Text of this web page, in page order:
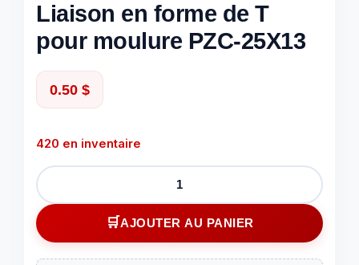
Liaison en forme de T
pour moulure PZC-25X13
0.50 $
420 en inventaire
quantité
de
Liaison
en
AJOUTER AU PANIER